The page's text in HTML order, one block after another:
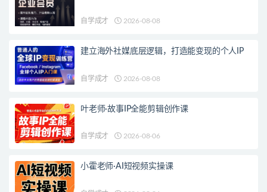
自学成才 2026-08-08
建立海外社媒底层逻辑，打造能变现的个人IP
自学成才 2026-08-08
叶老师·故事IP全能剪辑创作课
自学成才 2026-08-06
小霍老师·AI短视频实操课